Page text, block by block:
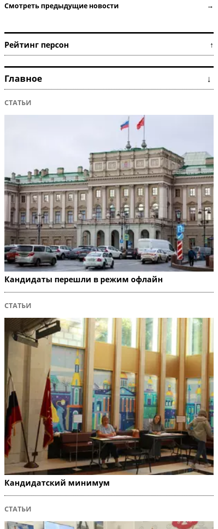
Смотреть предыдущие новости →
Рейтинг персон ↑
Главное ↓
СТАТЬИ
Кандидаты перешли в режим офлайн
СТАТЬИ
Кандидатский минимум
СТАТЬИ